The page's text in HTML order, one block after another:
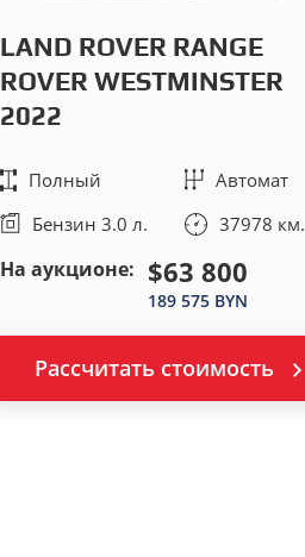
LAND ROVER RANGE
ROVER WESTMINSTER
2022
Полный
Автомат
Бензин 3.0 л.
37978 км.
На аукционе: $63 800
189 575 BYN
Рассчитать стоимость